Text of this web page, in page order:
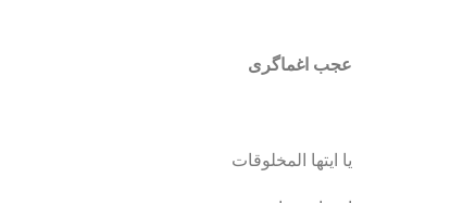
عجب اغماگری
یا ایتها المخلوقات